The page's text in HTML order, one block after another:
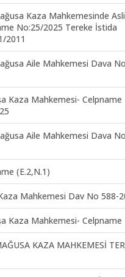
Kaza Mahkemesinde Asli
No:25/2025 Tereke İstida
2011
Aile Mahkemesi Dava
Kaza Mahkemesi- Celpname
Aile Mahkemesi Dava
(E.2,N.1)
Mahkemesi Dav No 588-
Kaza Mahkemesi- Celpname
KAZA MAHKEMESİ